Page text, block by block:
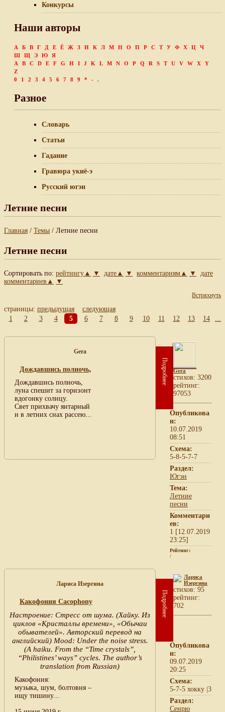
Конкурсы
Наши авторы
А Б В Г Д Е Ё Ж З И К Л М Н О П Р С Т У Ф Х Ц
Ч
Ш
Щ Э Ю
Я
A
B C D E F G H I J K L M N O P Q R S T U V W X
Y
Z
0
1 2 3 4 5 6 7 8 9 * - .
Разное
Словарь
Статьи
Гадание
Гравюра укиё-э
Русский югэн
Летние песни
Главная / Темы / Летние песни
Летние песни
Сортировать по: рейтингу▲ ▼ дате▲ ▼ комментариям▲ ▼
дате
комментариев▲
▼
Встряхнуть
страницы: предыдущая
следующая
1
2 3 4 5 6 7 8 9 10 11 12 13 14
Gera
Дождавшись полночь,
Дождавшись полночь,
луна спешит за горизонт
вдогонку солнцу.
Свет прихвачу янтарный
и в летних снах рассею...
Подробнее Gera
cтихов: 3200
рейтинг:
97053
Опубликова
н:
10.07.2019
08:51
Схема:
5-8-5-7-7
Раздел:
Югэн
Тема:
Летние
песни
Комментари
ев:
1 [12.07.2019
23:25]
Рейтинг:
/
Лариса Изергина
Какофония Cacophony
Настроение: Стресс от шума. (Хайку. Из
циклов «Кристаллы времени», «Обычаи
обывателей». Авторский перевод на
английский) Mood: Under the noise stress.
(A haiku. From the “Time crystals”,
“Philistines’ ways” cycles. The author’s
translation from Russian)
Какофония:
музыка, шум, болтовня –
ищу тишину...
Подробнее
Лариса
Изергина
cтихов: 95
рейтинг:
702
Опубликова
н:
09.07.2019
20:25
Схема:
5-7-5 хокку |3
Раздел:
Сенрю